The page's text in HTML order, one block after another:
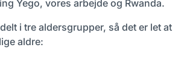
Yego, vores arbejde og Rwanda.
i tre aldersgrupper, så det er let at
aldre: